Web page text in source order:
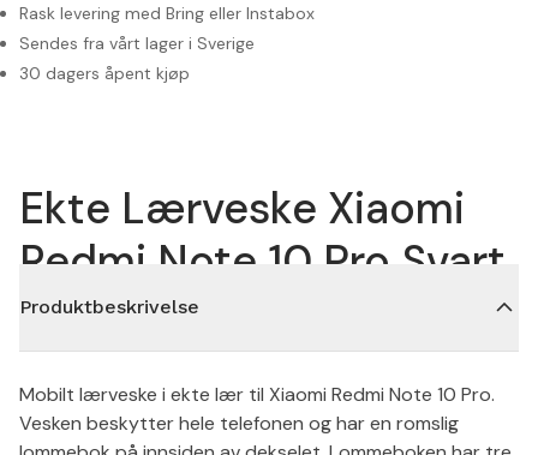
Rask levering med Bring eller Instabox
Sendes fra vårt lager i Sverige
30 dagers åpent kjøp
Ekte Lærveske Xiaomi
Redmi Note 10 Pro Svart
Produktbeskrivelse
Mobilt lærveske i ekte lær til Xiaomi Redmi Note 10 Pro.
Vesken beskytter hele telefonen og har en romslig